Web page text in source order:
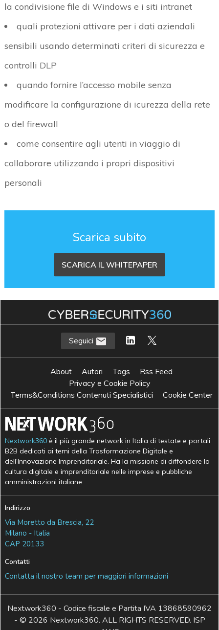
la condivisione file di Windows e i siti intranet
quali protezioni attivare per i dati aziendali
sensibili usando determinati criteri di sicurezza e
controlli DLP
quando fornire l’accesso mobile senza
modificare la configurazione di icurezza della rete
o del firewall
come consentire agli utenti in viaggio di
collaborare utilizzando i propri dispositivi
personali
Scarica subito
SCARICA IL WHITEPAPER
Seguici
About Autori Tags
Rss Feed
Privacy e Cookie Policy
Terms&Conditions Contenuti Specialistici
Cookie Center
Nextwork360 è il più grande network in Italia di testate e portali
B2B dedicati ai temi della Trasformazione Digitale e
dell’Innovazione Imprenditoriale. Ha la missione di diffondere la
cultura digitale e imprenditoriale nelle imprese e pubbliche
amministrazioni italiane.
Indirizzo
Via Moretto da Brescia, 22
Milano - Italia
CAP 20133
Contatti
Contatta il nostro team per maggiori informazioni
Nextwork360 - Codice fiscale e Partita IVA 13868590962
- © 2026 Nextwork360. ALL RIGHTS RESERVED. ISP